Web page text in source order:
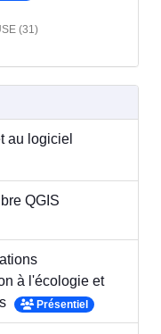
(31)
au logiciel
QGIS
à l'écologie et
Présentiel